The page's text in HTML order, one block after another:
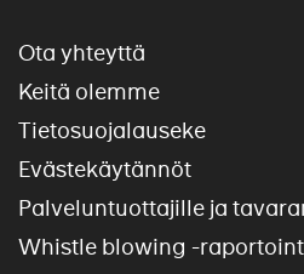
Ota yhteyttä
Keitä olemme
Tietosuojalauseke
Evästekäytännöt
Palveluntuottajille ja
Whistle blowing -